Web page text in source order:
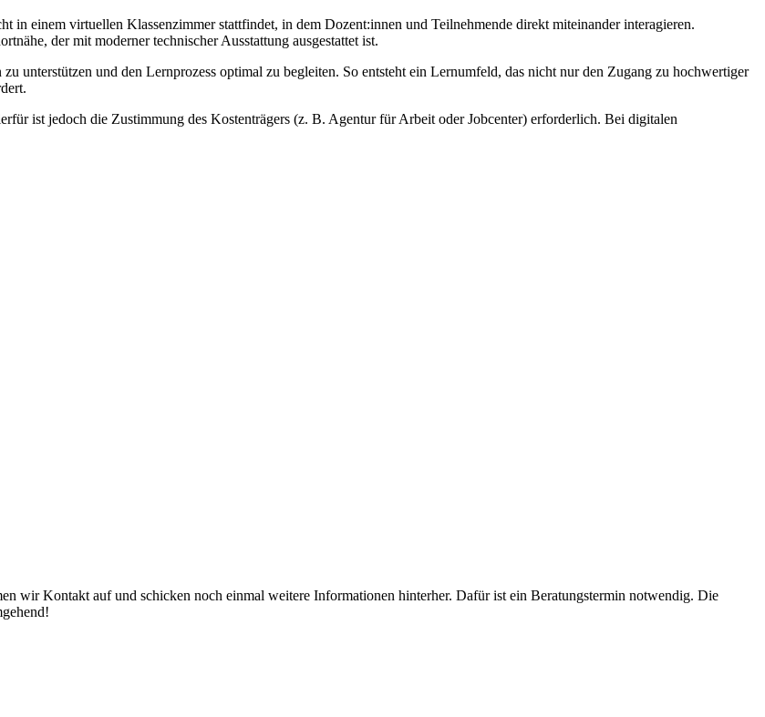
in einem virtuellen Klassenzimmer stattfindet, in dem Dozent:innen und Teilnehmende direkt miteinander interagieren.
der mit moderner technischer Ausstattung ausgestattet ist.
unterstützen und den Lernprozess optimal zu begleiten. So entsteht ein Lernumfeld, das nicht nur den Zugang zu hochwertiger
ist jedoch die Zustimmung des Kostenträgers (z. B. Agentur für Arbeit oder Jobcenter) erforderlich. Bei digitalen
wir Kontakt auf und schicken noch einmal weitere Informationen hinterher. Dafür ist ein Beratungstermin notwendig. Die